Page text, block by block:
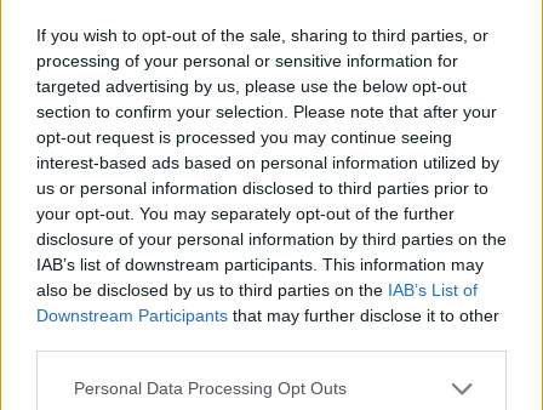
If you wish to opt-out of the sale, sharing to third parties, or
processing of your personal or sensitive information for
targeted advertising by us, please use the below opt-out
section to confirm your selection. Please note that after your
opt-out request is processed you may continue seeing
interest-based ads based on personal information utilized by
us or personal information disclosed to third parties prior to
your opt-out. You may separately opt-out of the further
disclosure of your personal information by third parties on the
IAB’s list of downstream participants. This information may
also be disclosed by us to third parties on the IAB’s List of
Downstream Participants that may further disclose it to other
Personal Data Processing Opt Outs
δημιουργού περί παρενόχλησης το 1992 της
υιοθετημένης κόρης του Ντίλαν Φάροου.
Κατά την διάρκεια της συνέντευξης ο Άλεν είπε
ότι έχει καταφέρει μέχρι στιγμής να αποφύγει να
κολλήσει τον Covid-19 μέσω ενός μείγματος
τύχης και προσοχής. “Όταν ήρθε η πανδημία”, είπε,
“ήμουν στο σπίτι μου, τρομοκρατημένος όπως
όλοι, κρυμμένος κάτω από το κρεβάτι”.
Μετά από μια περίοδο λύπης που δεν μπορούσε